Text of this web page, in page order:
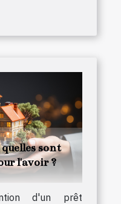
sont
l'avoir ?
d'un prêt